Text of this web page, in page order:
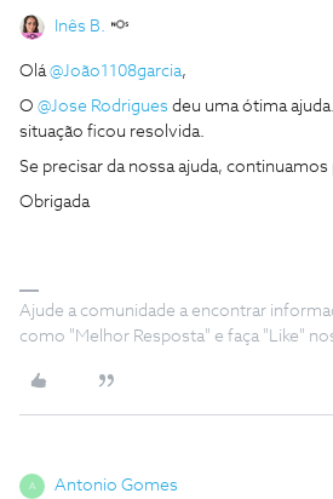
Inês B.
Olá@João1108garcia,
O @Jose Rodrigues deu uma ótima
situação ficou resolvida.
Se precisar da nossa ajuda, continuamos
Obrigada
Ajude a comunidade a encontrar
como "Melhor Resposta" e faça "Like"
A Antonio Gomes